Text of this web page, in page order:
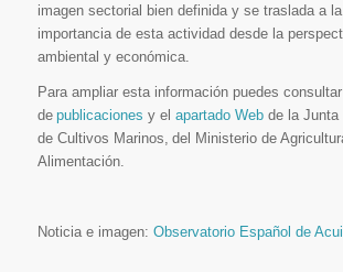
imagen sectorial bien definida y se traslada a
importancia de esta actividad desde la
ambiental y económica.
Para ampliar esta información puedes
depublicaciones y el apartado Webde la Junta
de Cultivos Marinos, del Ministerio de
Alimentación.
Noticia e imagen: Observatorio Español de